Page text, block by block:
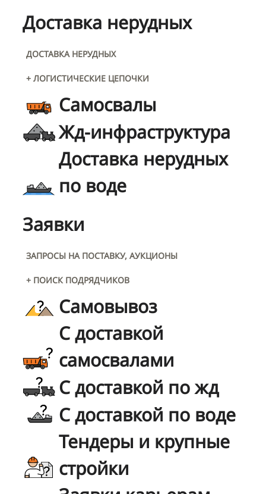
Доставка нерудных
ДОСТАВКА НЕРУДНЫХ
+ ЛОГИСТИЧЕСКИЕ ЦЕПОЧКИ
Самосвалы
Жд-инфраструктура
Доставка нерудных
по воде
Заявки
ЗАПРОСЫ НА ПОСТАВКУ, АУКЦИОНЫ
+ ПОИСК ПОДРЯДЧИКОВ
Самовывоз
С доставкой
самосвалами
С доставкой по жд
С доставкой по воде
Тендеры и крупные
стройки